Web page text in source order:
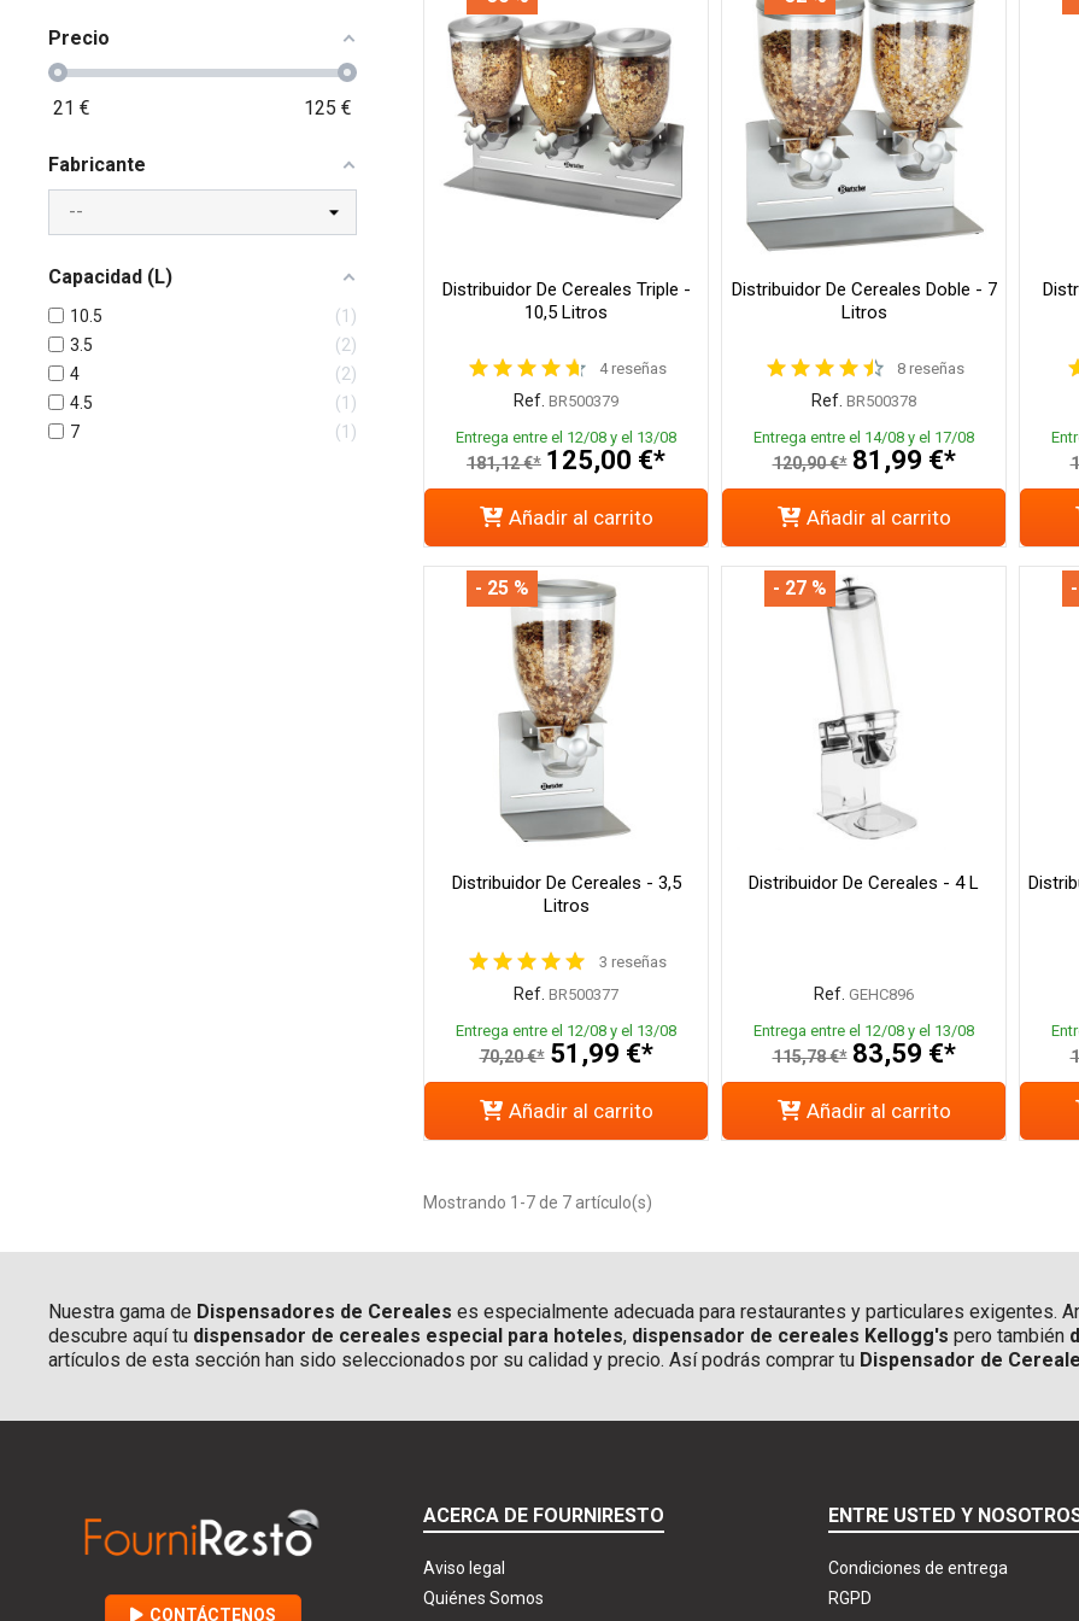
Precio
21 € 125 €
Fabricante
Capacidad (L)
10.5
1
3.5
2
4
2
4.5
1
7
1
Distribuidor De Cereales Triple -
10,5 Litros
4 reseñas
Ref. BR500379
Entrega entre el 12/08 y el 13/08
181,12 €* 125,00 €*
Añadir al carrito
Distribuidor De Cereales Doble - 7
Litros
8 reseñas
Ref. BR500378
Entrega entre el 14/08 y el 17/08
120,90 €* 81,99 €*
Añadir al carrito
Distribuidor De Cereales - 3,5
Litros
3 reseñas
Ref. BR500377
Entrega entre el 12/08 y el 13/08
70,20 €* 51,99 €*
- 25 %
Añadir al carrito
Distribuidor De Cereales - 4 L
Ref. GEHC896
Entrega entre el 12/08 y el 13/08
115,78 €* 83,59 €*
- 27 %
Añadir al carrito
Mostrando 1-7 de 7 artículo(s)
Nuestra gama de Dispensadores de Cereales es especialmente adecuada para restaurantes y particulares exigentes.
descubre aquí tu dispensador de cereales especial para hoteles, dispensador de cereales Kellogg's pero también
artículos de esta sección han sido seleccionados por su calidad y precio. Así podrás comprar tu Dispensador de
CONTÁCTENOS
ACERCA DE FOURNIRESTO
Aviso legal
Quiénes Somos
ENTRE USTED Y
Condiciones de entrega
RGPD